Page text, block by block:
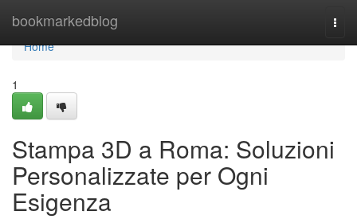
bookmarkedblog
Home
Home
1
Stampa 3D a Roma: Soluzioni
Personalizzate per Ogni
Esigenza